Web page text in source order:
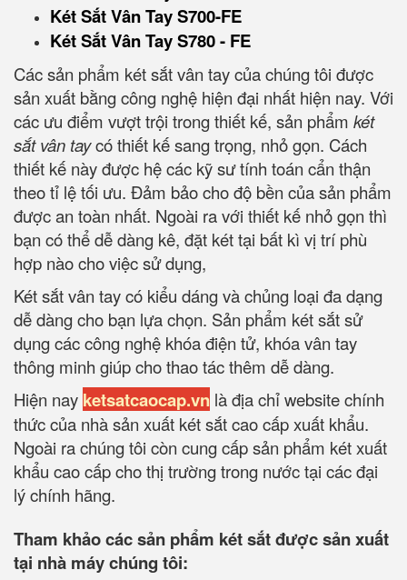
Két Sắt Vân Tay S700-FE
Két Sắt Vân Tay S780 - FE
Các sản phẩm két sắt vân tay của chúng tôi được
sản xuất bằng công nghệ hiện đại nhất hiện nay. Với
các ưu điểm vượt trội trong thiết kế, sản phẩm két
sắt vân taycó thiết kế sang trọng, nhỏ gọn. Cách
thiết kế này được hệ các kỹ sư tính toán cẩn thận
theo tỉ lệ tối ưu. Đảm bảo cho độ bền của sản phẩm
được an toàn nhất. Ngoài ra với thiết kế nhỏ gọn thì
bạn có thể dễ dàng kê, đặt két tại bất kì vị trí phù
hợp nào cho việc sử dụng,
Két sắt vân tay có kiểu dáng và chủng loại đa dạng
dễ dàng cho bạn lựa chọn. Sản phẩm két sắt sử
dụng các công nghệ khóa điện tử, khóa vân tay
thông minh giúp cho thao tác thêm dễ dàng.
Hiện nay ketsatcaocap.vn là địa chỉ website chính
thức của nhà sản xuất két sắt cao cấp xuất khẩu.
Ngoài ra chúng tôi còn cung cấp sản phẩm két xuất
khẩu cao cấp cho thị trường trong nước tại các đại
lý chính hãng.
Tham khảo các sản phẩm két sắt được sản xuất
tại nhà máy chúng tôi: